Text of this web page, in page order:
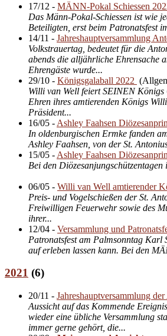
17/12 - MÄNN-Pokal Schiessen
Das Männ-Pokal-Schiessen ist wie
Beteiligten, erst beim Patronatsfest
14/11 - Jahreshauptversammlung
Volkstrauertag, bedeutet für die
abends die alljährliche Ehrensache
Ehrengäste wurde...
29/10 - Königsgalaball 2022 (
Willi van Well feiert SEINEN
Ehren ihres amtierenden Königs
Präsident...
16/05 - Ashley Faahsen
In oldenburgischen Ermke fanden
Ashley Faahsen, von der St.
15/05 - Ashley Faahsen
Bei den
06/05 - Willi van Well amtierender
Preis- und Vogelschießen der St.
Freiwilligen Feuerwehr sowie des
ihrer...
12/04 - Versammlung und
Patronatsfest am Palmsonntag Karl
auf erleben lassen kann. Bei den
2021 (6)
20/11 - Jahreshauptversammlung
Aussicht auf das Kommende
wieder eine übliche Versammlung
immer gerne gehört, die...